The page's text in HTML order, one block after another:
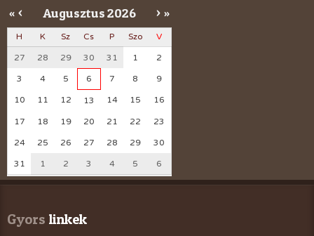
« < Augusztus2026 > »
H K Sz Cs P Szo V
27 28 29 30 31 1 2
3 4 5 6 7 8 9
10 11 12 13 14 15 16
17 18 19 20 21 22 23
24 25 26 27 28 29 30
31 1 2 3 4 5 6
Gyors linkek